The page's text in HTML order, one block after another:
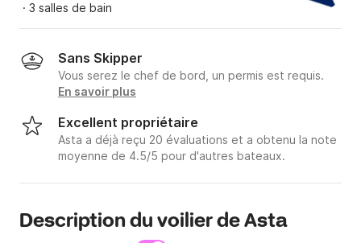
· 3 salles de bain
Sans Skipper
Vous serez le chef de bord, un permis est requis.
En savoir plus
Excellent propriétaire
Asta a déjà reçu 20 évaluations et a obtenu la note
moyenne de 4.5/5 pour d'autres bateaux.
Description du voilier de Asta